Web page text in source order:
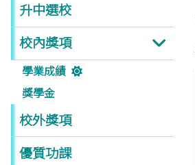
升中選校
校內獎項
學業成績
獎學金
校外獎項
優質功課